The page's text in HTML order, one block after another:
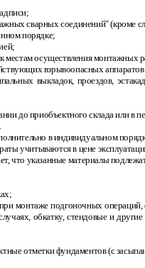
сварных соединений" (кроме
порядке;
осуществления монтажных
взрывоопасных
выкладок, проездов,
до приобъектного склада или в
в индивидуальном
учитываются в цене
что указанные материалы
монтаже подгоночных
обкатку, стендовые и другие
отметки фундаментов (с